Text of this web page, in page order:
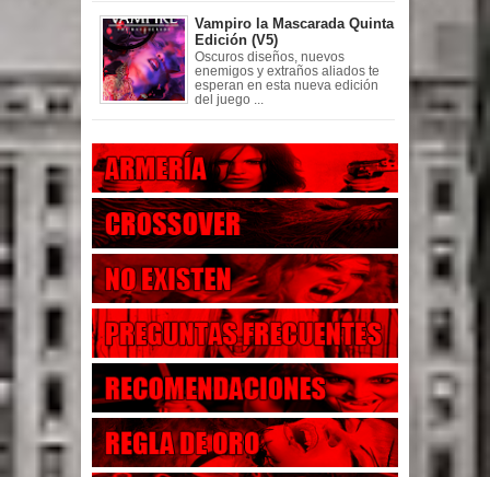
Vampiro la Mascarada Quinta
Edición (V5)
Oscuros diseños, nuevos
enemigos y extraños aliados te
esperan en esta nueva edición
del juego ...